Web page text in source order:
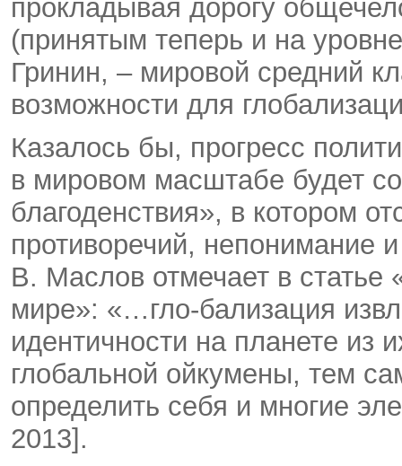
прокладывая дорогу
(принятым теперь и на
Гринин, – мировой средний
возможности для
Казалось бы, прогресс
в мировом масштабе будет
благоденствия», в котором
противоречий, непонимание
В. Маслов отмечает в
мире»: «…гло-бализация
идентичности на планете из
глобальной ойкумены, тем
определить себя и многие
2013].